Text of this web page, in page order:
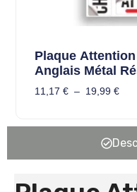
Plaque
Anglais Métal
11,17 € – 19,99 €